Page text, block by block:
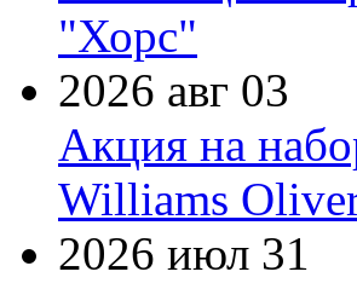
"Хорс"
2026 авг 03
Акция на
Williams
2026 июл 31